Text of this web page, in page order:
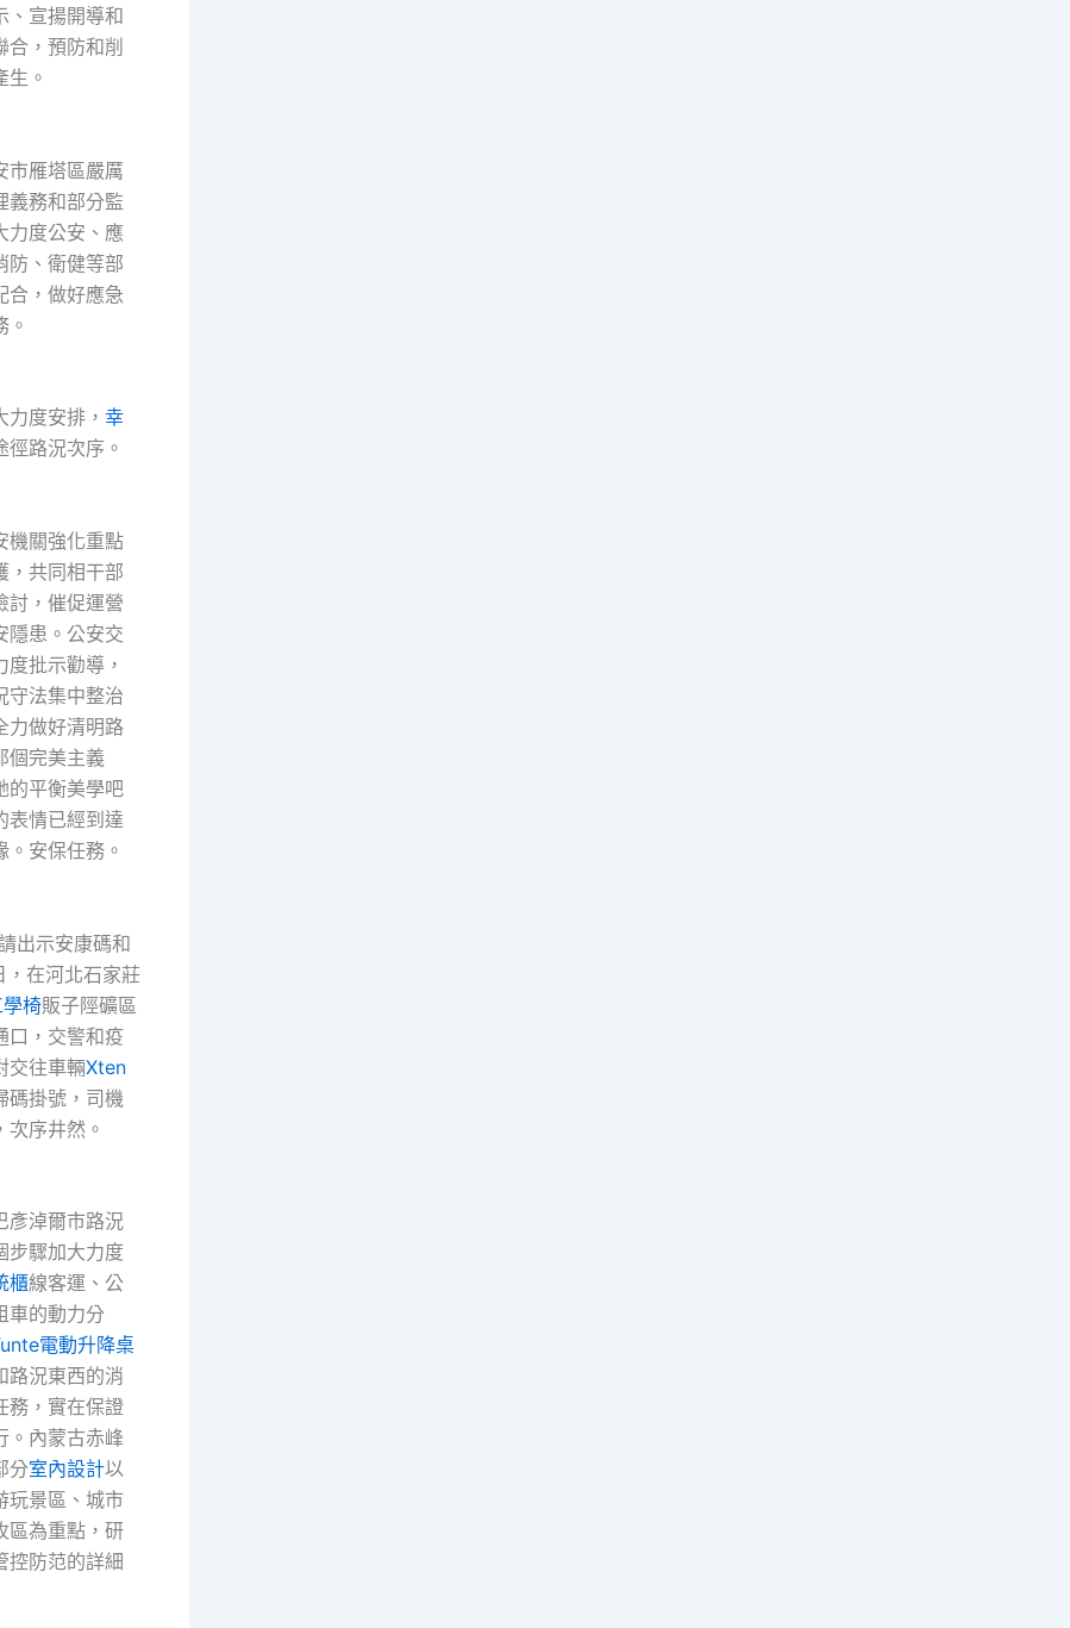
、宣揚開導和
合，預防和削
生。
雁塔區嚴厲
義務和部分監
力度公安、應
防、衛健等部
合，做好應急
。
度安排， 幸
徑路況次序。
關強化重點
，共同相干部
討，催促運營
隱患。公安交
度批示勸導，
守法集中整治
力做好清明路
個完美主義
的平衡美學吧
表情已經到達
。安保任務。
示安康碼和
，在河北石家莊
椅販子陘礦區
口，交警和疫
交往車輛Xten
碼掛號，司機
次序井然。
淖爾市路況
步驟加大力度
櫃線客運、公
車的動力分
電動升降桌
路況東西的消
務，實在保證
。內蒙古赤峰
分室內設計以
玩景區、城市
區為重點，研
控防范的詳細